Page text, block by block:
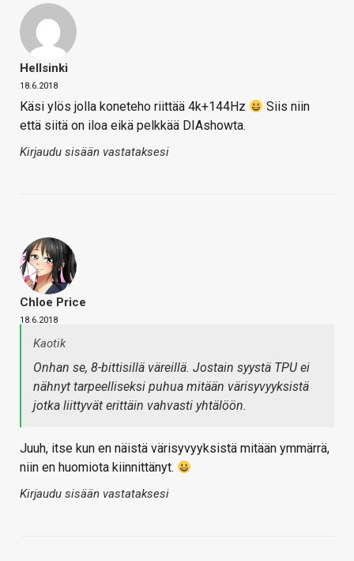
Hellsinki
18.6.2018
Käsi ylös jolla koneteho riittää 4k+144Hz
Siis niin
että siitä on iloa eikä pelkkää DIAshowta.
Kirjaudu sisään vastataksesi
Chloe Price
18.6.2018
Kaotik
Onhan se, 8-bittisillä väreillä. Jostain syystä TPU ei
nähnyt tarpeelliseksi puhua mitään värisyvyyksistä
jotka liittyvät erittäin vahvasti yhtälöön.
Juuh, itse kun en näistä värisyvyyksistä mitään ymmärrä,
niin en huomiota kiinnittänyt.
Kirjaudu sisään vastataksesi